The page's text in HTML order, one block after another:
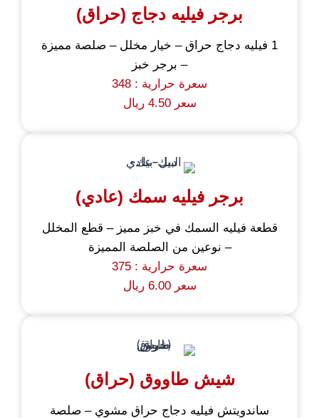
برجر فيليه دجاج (حراق)
1 فيليه دجاج حراق – خيار مخلل – صلصة مميزة
– برجر خبز
سعرة حرارية : 348
سعر 4.50 ريال
برجر فيليه سمك (عادي)
قطعة فيليه السمك في خبز مميز – قطع المخلل
– نوعين من الصلصة المميزة
سعرة حرارية : 375
سعر 6.00 ريال
شيش طاووق (حراق)
ساندويتش فيليه دجاج حراق مشوي – صلصة